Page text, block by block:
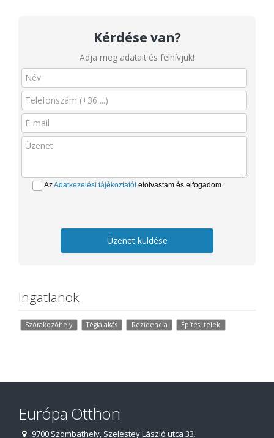
Kérdése van?
Adja meg adatait és felhívjuk!
AzAdatkezelési tájékoztatótelolvastam és elfogadom.
Üzenet küldése
Ingatlanok
Szórakozóhely Téglalakás Rezidencia Építési telek
Európa Otthon
9700 Szombathely, Szelestey László utca 33.